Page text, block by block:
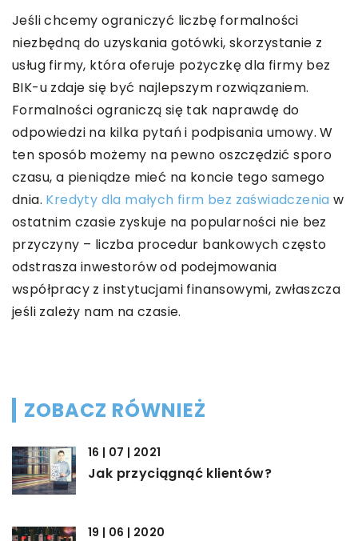
Jeśli chcemy ograniczyć liczbę formalności
niezbędną do uzyskania gotówki, skorzystanie z
usług firmy, która oferuje pożyczkę dla firmy bez
BIK-u zdaje się być najlepszym rozwiązaniem.
Formalności ograniczą się tak naprawdę do
odpowiedzi na kilka pytań i podpisania umowy. W
ten sposób możemy na pewno oszczędzić sporo
czasu, a pieniądze mieć na koncie tego samego
dnia. Kredyty dla małych firm bez zaświadczenia w
ostatnim czasie zyskuje na popularności nie bez
przyczyny – liczba procedur bankowych często
odstrasza inwestorów od podejmowania
współpracy z instytucjami finansowymi, zwłaszcza
jeśli zależy nam na czasie.
ZOBACZ RÓWNIEŻ
16 | 07 | 2021
Jak przyciągnąć klientów?
19 | 06 | 2020